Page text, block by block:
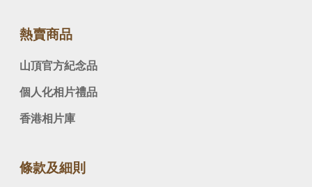
熱賣商品
山頂官方紀念品
個人化相片禮品
香港相片庫
條款及細則